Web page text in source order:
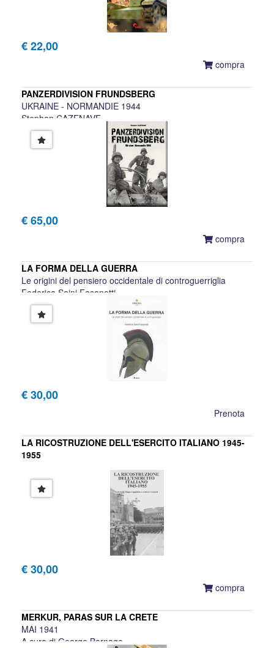
€ 22,00
compra
PANZERDIVISION FRUNDSBERG
UKRAINE - NORMANDIE 1944
Stephan CAZENAVE
€ 65,00
compra
LA FORMA DELLA GUERRA
Le origini del pensiero occidentale di controguerriglia
Federica Saini Fasanotti
€ 30,00
Prenota
LA RICOSTRUZIONE DELL'ESERCITO ITALIANO 1945-
1955
A cura di Filippo Cappellano e Andrea Crescenzi
€ 30,00
compra
MERKUR, PARAS SUR LA CRETE
MAI 1941
A cura di George Bernage